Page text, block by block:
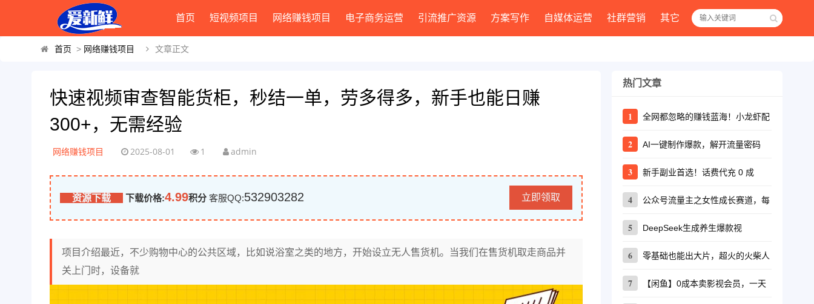
首页 短视频项目 网络赚钱项目 电子商务运营 引流推广资源 方案写作 自媒体运营 社群营销 其它
首页 > 网络赚钱项目 文章正文
快速视频审查智能货柜，秒结一单，劳多得多，新手也能日赚
300+，无需经验
网络赚钱项目 2025-08-01 1 admin
资源下载 下载价格:4.99积分 客服QQ:532903282 立即领取
项目介绍最近，不少购物中心的公共区域，比如说浴室之类的地方，开始设立无人售货机。当我们在售货机取走商品并
关上门时，设备就
热门文章
1 全网都忽略的赚钱蓝海！小龙虾配
2 AI一键制作爆款，解开流量密码
3 新手副业首选！话费代充 0 成
4 公众号流量主之女性成长赛道，每
5 DeepSeek生成养生爆款视
6 零基础也能出大片，超火的火柴人
7 【闲鱼】0成本卖影视会员，一天